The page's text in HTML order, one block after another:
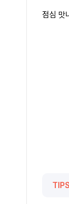
점심 맛